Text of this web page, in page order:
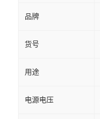
品牌
货号
用途
电源电压